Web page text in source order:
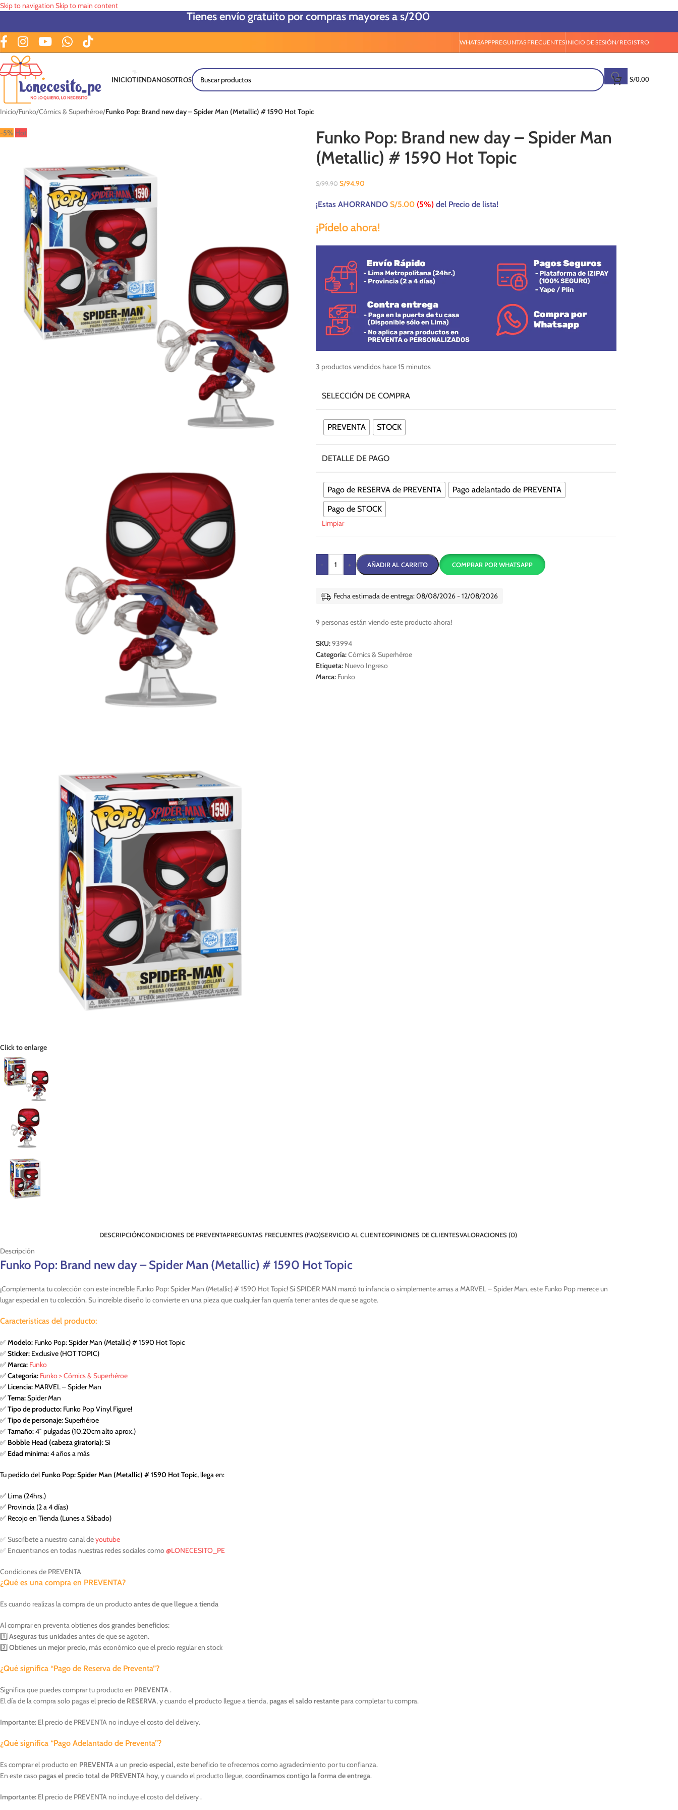
Skip to navigation Skip to main content
Tienes envío gratuito por compras mayores a s/200
WHATSAPPPREGUNTAS FRECUENTESINICIO DE SESIÓN/ REGISTRO
INICIOTIENDANOSOTROS S/0.00
Inicio/Funko/Cómics & Superhéroe/Funko Pop: Brand new day – Spider Man (Metallic) # 1590 Hot Topic
-5% Hot
Click to enlarge
Funko Pop: Brand new day – Spider Man
(Metallic) # 1590 Hot Topic
S/99.90 S/94.90
¡Estas AHORRANDO S/5.00 (5%) del Precio de lista!
¡Pídelo ahora!
3 productos vendidos hace 15 minutos
SELECCIÓN DE COMPRA
PREVENTA STOCK
DETALLE DE PAGO
Pago de RESERVA de PREVENTA
Pago adelantado de PREVENTA
Pago de STOCK
Limpiar
- + AÑADIR AL CARRITO COMPRAR POR WHATSAPP
Fecha estimada de entrega: 08/08/2026 - 12/08/2026
9 personas están viendo este producto ahora!
SKU:93994
Categoría:Cómics & Superhéroe
Etiqueta: Nuevo Ingreso
Marca: Funko
DESCRIPCIÓNCONDICIONES DE PREVENTAPREGUNTAS FRECUENTES (FAQ)SERVICIO AL CLIENTEOPINIONES DE CLIENTESVALORACIONES (0)
Descripción
Funko Pop: Brand new day – Spider Man (Metallic) # 1590 Hot Topic
¡Complementa tu colección con este increíble Funko Pop: Spider Man (Metallic) # 1590 Hot Topic! Si SPIDER MAN marcó tu infancia o simplemente amas a MARVEL – Spider Man, este Funko Pop merece un
lugar especial en tu colección. Su increíble diseño lo convierte en una pieza que cualquier fan querría tener antes de que se agote.
Caracteristicas del producto:
✅Modelo: Funko Pop: Spider Man (Metallic) # 1590 Hot Topic
✅Sticker: Exclusive (HOT TOPIC)
✅Marca: Funko
✅Categoría: Funko > Cómics & Superhéroe
✅ Licencia:MARVEL – Spider Man
✅Tema:Spider Man
✅Tipo de producto: Funko Pop Vinyl Figure!
✅Tipo de personaje:Superhéroe
✅Tamaño:4″ pulgadas (10.20cm alto aprox.)
✅ Bobble Head (cabeza giratoria):Si
✅ Edad mínima:4 años a más
Tu pedido delFunko Pop: Spider Man (Metallic) # 1590 Hot Topic,llega en:
✅ Lima (24hrs.)
✅ Provincia (2 a 4 días)
✅ Recojo en Tienda (Lunes a Sábado)
✅ Suscríbete a nuestro canal deyoutube
✅ Encuentranos en todas nuestras redes sociales como@LONECESITO_PE
Condiciones de PREVENTA
¿Qué es una compra en PREVENTA?
Es cuando realizas la compra de un productoantes de que llegue a tienda
Al comprar en preventa obtienesdos grandes beneficios:
1️⃣ Aseguras tus unidadesantes de que se agoten.
2️⃣ Obtienes un mejor precio, más económico que el precio regular en stock
¿Qué significa “Pago de Reserva de Preventa”?
Significa que puedes comprar tu producto en PREVENTA.
El día de la compra solo pagas elprecio de RESERVA, y cuando el producto llegue a tienda,pagas el saldo restante para completar tu compra.
Importante: El precio de PREVENTA no incluye el costo del delivery.
¿Qué significa “Pago Adelantado de Preventa”?
Es comprar el producto en PREVENTAa un precio especial,este beneficio te ofrecemos como agradecimiento por tu confianza.
En este casopagas el precio total de PREVENTA hoy, y cuando el producto llegue,coordinamos contigo la forma de entrega.
Importante: El precio de PREVENTA no incluye el costo del delivery .